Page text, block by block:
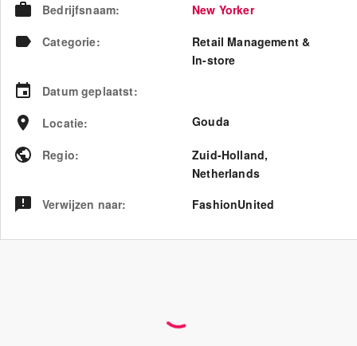
Bedrijfsnaam:
New Yorker
Categorie:
Retail Management &
In-store
Datum geplaatst:
Locatie: Gouda
Regio: Zuid-Holland,
Netherlands
Verwijzen naar: FashionUnited